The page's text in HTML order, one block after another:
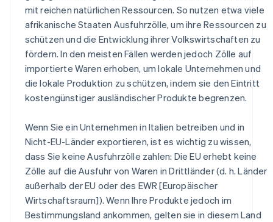
mit reichen natürlichen Ressourcen. So nutzen etwa viele
afrikanische Staaten Ausfuhrzölle, um ihre Ressourcen zu
schützen und die Entwicklung ihrer Volkswirtschaften zu
fördern. In den meisten Fällen werden jedoch Zölle auf
importierte Waren erhoben, um lokale Unternehmen und
die lokale Produktion zu schützen, indem sie den Eintritt
kostengünstiger ausländischer Produkte begrenzen.
Wenn Sie ein Unternehmen in Italien betreiben und in
Nicht-EU-Länder exportieren, ist es wichtig zu wissen,
dass Sie keine Ausfuhrzölle zahlen: Die EU erhebt keine
Zölle auf die Ausfuhr von Waren in Drittländer (d. h. Länder
außerhalb der EU oder des EWR [Europäischer
Wirtschaftsraum]). Wenn Ihre Produkte jedoch im
Bestimmungsland ankommen, gelten sie in diesem Land